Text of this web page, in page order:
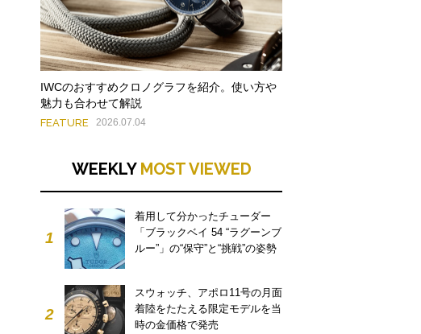
IWCのおすすめクロノグラフを紹介。使い方や
魅力も合わせて解説
FEATURE 2026.07.04
WEEKLY MOST VIEWED
1
着用して分かったチューダー
「ブラックベイ 54 “ラグーンブ
ルー”」の“保守”と“挑戦”の姿勢
2
スウォッチ、アポロ11号の月面
着陸をたたえる限定モデルを当
時の金価格で発売